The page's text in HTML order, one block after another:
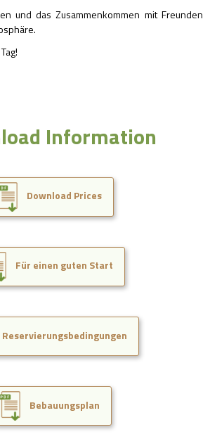
und das Zusammenkommen mit Freunden
Information
Download Prices
Für einen guten Start
Reservierungsbedingungen
Bebauungsplan